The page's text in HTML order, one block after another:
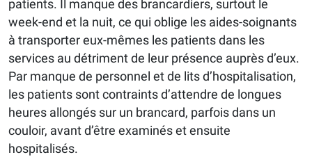
patients. Il manque des brancardiers, surtout le
week-end et la nuit, ce qui oblige les aides-soignants
à transporter eux-mêmes les patients dans les
services au détriment de leur présence auprès d’eux.
Par manque de personnel et de lits d’hospitalisation,
les patients sont contraints d’attendre de longues
heures allongés sur un brancard, parfois dans un
couloir, avant d’être examinés et ensuite
hospitalisés.